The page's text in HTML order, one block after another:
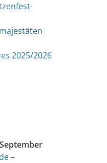
2025/2026
–